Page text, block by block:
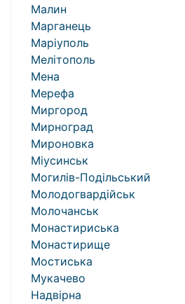
Малин
Марганець
Маріуполь
Мелітополь
Мена
Мерефа
Миргород
Мирноград
Мироновка
Міусинськ
Могилів-Подільський
Молодогвардійськ
Молочанськ
Монастириська
Монастирище
Мостиська
Мукачево
Надвірна